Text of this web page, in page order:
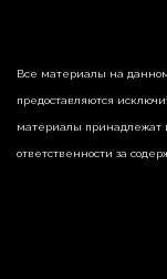
Все материалы на
предоставляются
материалы принадлежат
ответственности за